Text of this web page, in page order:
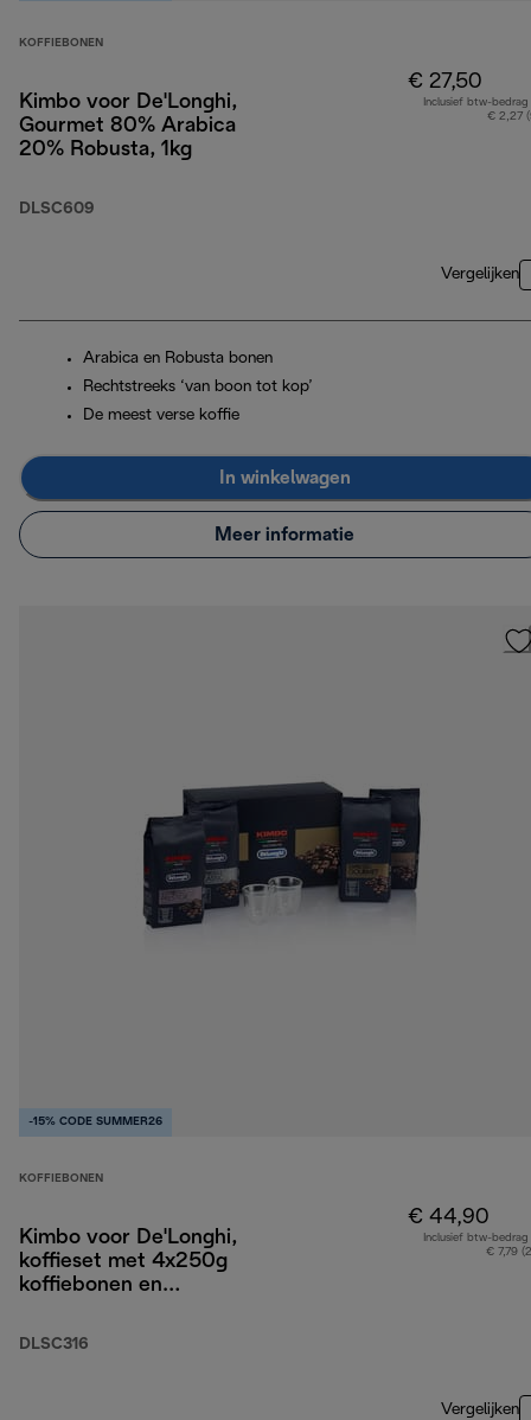
KOFFIEBONEN
Kimbo voor De'Longhi,
Gourmet 80% Arabica
20% Robusta, 1kg
DLSC609
€ 27,50
Inclusief btw-bedrag
€ 2,27
Vergelijken
Arabica en Robusta bonen
Rechtstreeks ‘van boon tot kop’
De meest verse koffie
In winkelwagen
Meer informatie
-15% CODE SUMMER26
KOFFIEBONEN
Kimbo voor De'Longhi,
koffieset met 4x250g
koffiebonen en
DLSC316
€ 44,90
Inclusief btw-bedrag
€ 7,79
Vergelijken